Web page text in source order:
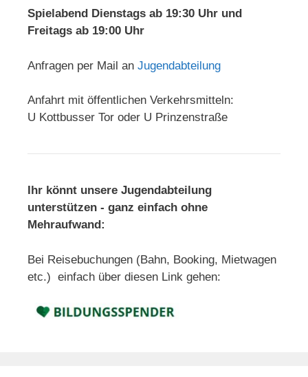
Spielabend Dienstags ab 19:30 Uhr und
Freitags ab 19:00 Uhr
Anfragen per Mail an Jugendabteilung
Anfahrt mit öffentlichen Verkehrsmitteln:
U Kottbusser Tor oder U Prinzenstraße
Ihr könnt unsere Jugendabteilung
unterstützen - ganz einfach ohne
Mehraufwand:
Bei Reisebuchungen (Bahn, Booking, Mietwagen
etc.) einfach über diesen Link gehen: